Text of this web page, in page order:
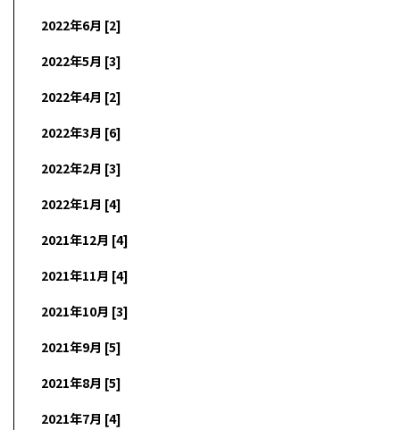
2022年6月 [2]
2022年5月 [3]
2022年4月 [2]
2022年3月 [6]
2022年2月 [3]
2022年1月 [4]
2021年12月 [4]
2021年11月 [4]
2021年10月 [3]
2021年9月 [5]
2021年8月 [5]
2021年7月 [4]